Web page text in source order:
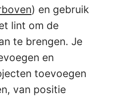
) en gebruik
lint om de
te brengen. Je
en
toevoegen
van positie